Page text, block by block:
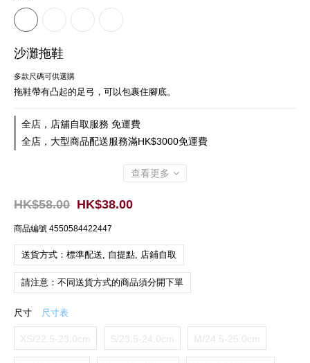
沙灘拖鞋
多款尺碼可供選購
拖鞋帶有凸起的足弓，可以包裹住腳底。
全店，店舖自取服務 免運費
全店，大型商品配送服務滿HK$3000免運費
查看更多
HK$38.00
HK$58.00
商品編號 4550584422447
送貨方式：標準配送, 自提點, 店鋪自取
請注意：不同送貨方式的商品須分開下單
尺寸 尺寸表
XS/22.5-23.0cm S/23.5-24.0cm M/24.5-25.0cm